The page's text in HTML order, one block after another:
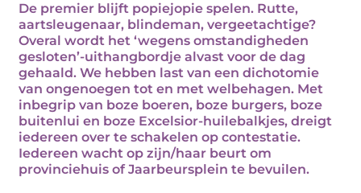
De premier blijft popiejopie spelen. Rutte,
aartsleugenaar, blindeman, vergeetachtige?
Overal wordt het ‘wegens omstandigheden
gesloten’-uithangbordje alvast voor de dag
gehaald. We hebben last van een dichotomie
van ongenoegen tot en met welbehagen. Met
inbegrip van boze boeren, boze burgers, boze
buitenlui en boze Excelsior-huilebalkjes, dreigt
iedereen over te schakelen op contestatie.
Iedereen wacht op zijn/haar beurt om
provinciehuis of Jaarbeursplein te bevuilen.